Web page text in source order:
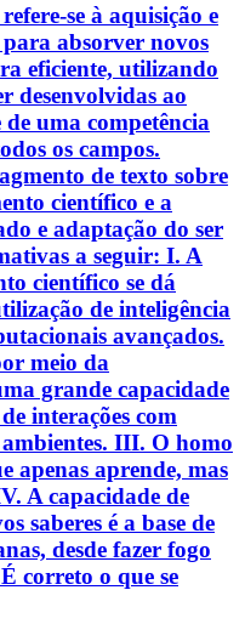
se à aquisição e
absorver novos
eficiente, utilizando
desenvolvidas ao
uma competência
os campos.
de texto sobre
científico e a
e adaptação do ser
a seguir: I. A
científico se dá
de inteligência
avançados.
meio da
grande capacidade
interações com
ambientes. III. O homo
apenas aprende, mas
A capacidade de
saberes é a base de
desde fazer fogo
correto o que se